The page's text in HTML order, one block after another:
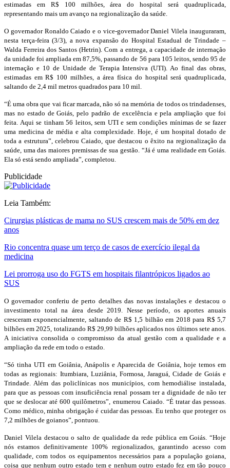
estimadas em R$ 100 milhões, área do hospital será quadruplicada,
representando mais um avanço na regionalização da saúde.
O governador Ronaldo Caiado e o vice-governador Daniel Vilela inauguraram,
nesta terça-feira (3/3), a nova expansão do Hospital Estadual de Trindade –
Walda Ferreira dos Santos (Hetrin). Com a entrega, a capacidade de internação
da unidade foi ampliada em 87,5%, passando de 56 para 105 leitos, sendo 95 de
internação e 10 de Unidade de Terapia Intensiva (UTI). Ao final das obras,
estimadas em R$ 100 milhões, a área física do hospital será quadruplicada,
saltando de 2,4 mil metros quadrados para 10 mil.
“É uma obra que vai ficar marcada, não só na memória de todos os trindadenses,
mas no estado de Goiás, pelo padrão de excelência e pela ampliação que foi
feita. Aqui se tinham 56 leitos, sem UTI e sem condições mínimas de se fazer
uma medicina de média e alta complexidade. Hoje, é um hospital dotado de
toda a estrutura”, celebrou Caiado, que destacou o êxito na regionalização da
saúde, uma das maiores premissas de sua gestão. “Já é uma realidade em Goiás.
Ela só está sendo ampliada”, completou.
Publicidade
Leia Também:
Cirurgias plásticas de mama no SUS crescem mais de 50% em dez
anos
Rio concentra quase um terço de casos de exercício ilegal da
medicina
Lei prorroga uso do FGTS em hospitais filantrópicos ligados ao
SUS
O governador conferiu de perto detalhes das novas instalações e destacou o
investimento total na área desde 2019. Nesse período, os aportes anuais
cresceram exponencialmente, saltando de R$ 1,5 bilhão em 2018 para R$ 5,7
bilhões em 2025, totalizando R$ 29,99 bilhões aplicados nos últimos sete anos.
A iniciativa consolida o compromisso da atual gestão com a qualidade e a
ampliação da rede em todo o estado.
“Só tinha UTI em Goiânia, Anápolis e Aparecida de Goiânia, hoje temos em
todas as regionais: Itumbiara, Luziânia, Formosa, Jaraguá, Cidade de Goiás e
Trindade. Além das policlínicas nos municípios, com hemodiálise instalada,
para que as pessoas com insuficiência renal possam ter a dignidade de não ter
que se deslocar até 600 quilômetros”, enumerou Caiado. “É tratar das pessoas.
Como médico, minha obrigação é cuidar das pessoas. Eu tenho que proteger os
7,2 milhões de goianos”, pontuou.
Daniel Vilela destacou o salto de qualidade da rede pública em Goiás. “Hoje
nós estamos definitivamente 100% regionalizados, garantindo acesso com
qualidade, com todos os equipamentos necessários para a população goiana,
coisa que nenhum outro estado tem e nenhum outro estado fez em tão pouco